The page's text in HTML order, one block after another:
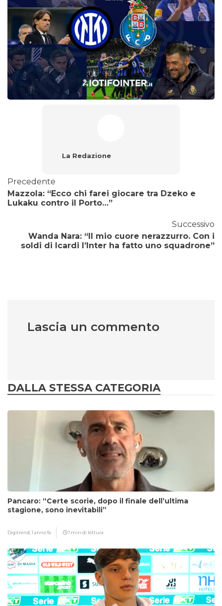
La Redazione
Precedente
Mazzola: “Ecco chi farei giocare tra Dzeko e
Lukaku contro il Porto…”
Successivo
Wanda Nara: “Il mio cuore nerazzurro. Con i
soldi di Icardi l’Inter ha fatto uno squadrone”
Lascia un commento
DALLA STESSA CATEGORIA
Pancaro: “Certe scorie, dopo il finale dell’ultima
stagione, sono inevitabili”
Digitrend,1 anno fa 1 min di lettura